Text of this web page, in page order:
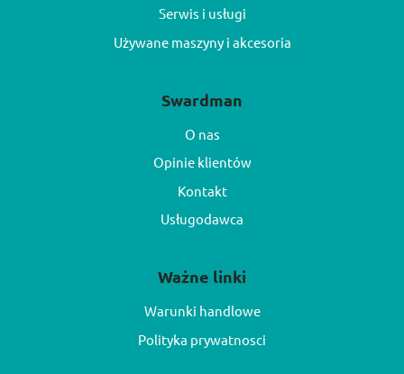
Serwis i usługi
Używane maszyny i akcesoria
Swardman
O nas
Opinie klientów
Kontakt
Usługodawca
Ważne linki
Warunki handlowe
Polityka prywatnosci